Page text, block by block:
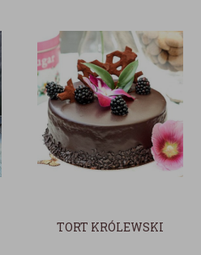
TORT KRÓLEWSKI